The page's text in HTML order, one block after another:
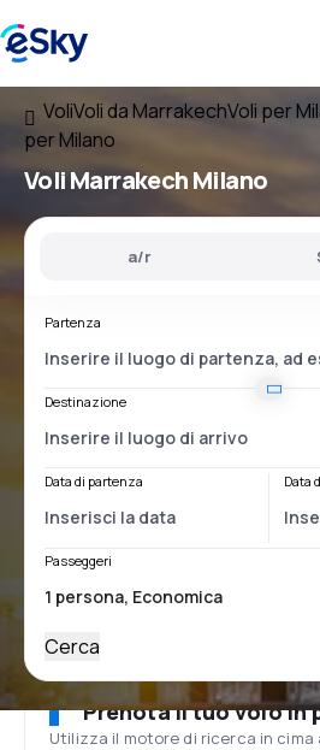
VoliVoli da MarrakechVoli per
per Milano
VoliMarrakech Milano
a/r
Partenza
Destinazione
Data di partenza Data
Passeggeri
Cerca
Prenota il tuo volo in
Utilizza il motore di ricerca in cima